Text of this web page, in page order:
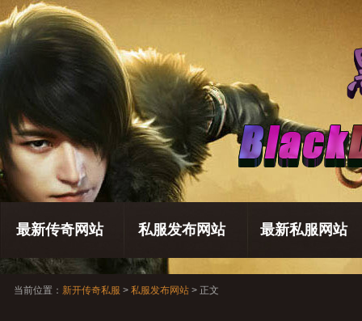
最新传奇网站 私服发布网站 最新私服网站
当前位置： 新开传奇私服 > 私服发布网站 > 正文